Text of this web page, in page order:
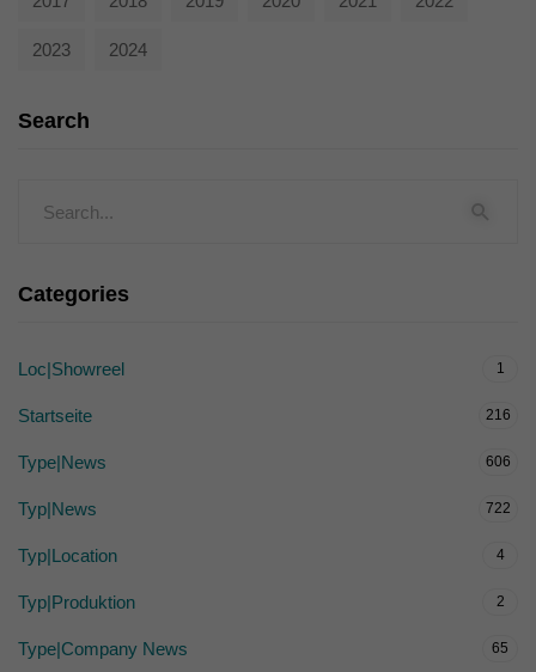
2023 2024
Search
Categories
Loc|Showreel 1
Startseite 216
Type|News 606
Typ|News 722
Typ|Location 4
Typ|Produktion 2
Type|Company News 65